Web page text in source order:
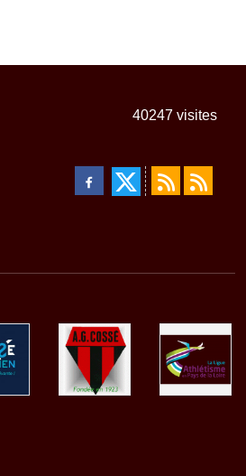
40247 visites